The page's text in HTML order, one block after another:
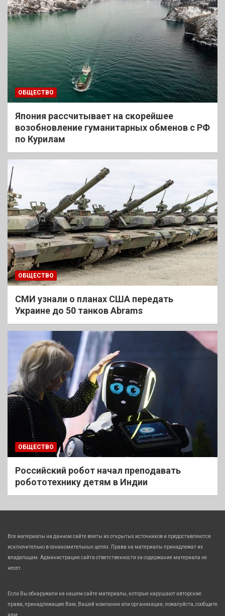
ОБЩЕСТВО
Япония рассчитывает на скорейшее
возобновление гуманитарных обменов с РФ
по Курилам
ОБЩЕСТВО
СМИ узнали о планах США передать
Украине до 50 танков Abrams
ОБЩЕСТВО
Российский робот начал преподавать
робототехнику детям в Индии
Все материалы на данном сайте взяты из открытых источников и предоставляются
исключительно в ознакомительных целях. Права на материалы принадлежат их
владельцам. Администрация сайта ответственности за содержание материала не
несет.
Если Вы обнаружили на нашем сайте материалы, которые нарушают авторские
права, принадлежащие Вам, Вашей компании или организации, пожалуйста, сообщите
нам.